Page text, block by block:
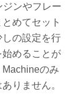
ンやフレー
めてセット
の設定を行
めることが
のみ
りません。